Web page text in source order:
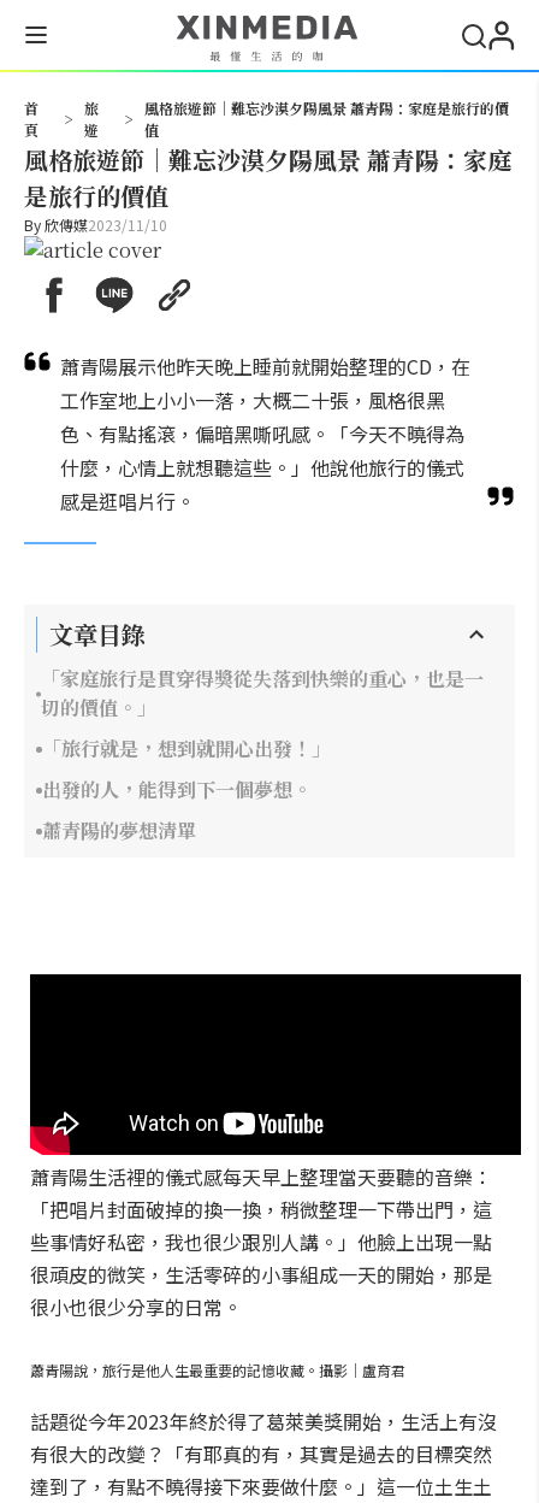
首
頁
>
旅
遊
>
風格旅遊節｜難忘沙漠夕陽風景 蕭青陽：家庭是旅行的價
值
風格旅遊節｜難忘沙漠夕陽風景 蕭青陽：家庭
是旅行的價值
By欣傳媒2023/11/10
蕭青陽展示他昨天晚上睡前就開始整理的CD，在
工作室地上小小一落，大概二十張，風格很黑
色、有點搖滾，偏暗黑嘶吼感。「今天不曉得為
什麼，心情上就想聽這些。」他說他旅行的儀式
感是逛唱片行。
文章目錄
「家庭旅行是貫穿得獎從失落到快樂的重心，也是一
切的價值。」
「旅行就是，想到就開心出發！」
出發的人，能得到下一個夢想。
蕭青陽的夢想清單
蕭青陽生活裡的儀式感每天早上整理當天要聽的音樂：
「把唱片封面破掉的換一換，稍微整理一下帶出門，這
些事情好私密，我也很少跟別人講。」他臉上出現一點
很頑皮的微笑，生活零碎的小事組成一天的開始，那是
很小也很少分享的日常。
蕭青陽說，旅行是他人生最重要的記憶收藏。攝影｜盧育君
話題從今年2023年終於得了葛萊美獎開始，生活上有沒
有很大的改變？「有耶真的有，其實是過去的目標突然
達到了，有點不曉得接下來要做什麼。」這一位土生土